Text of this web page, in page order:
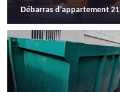
Débarras d'appartement 21